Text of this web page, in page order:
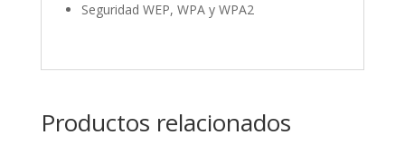
Seguridad WEP, WPA y WPA2
Productos relacionados